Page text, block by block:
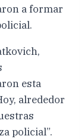
a formar
esta
alrededor
policial”.